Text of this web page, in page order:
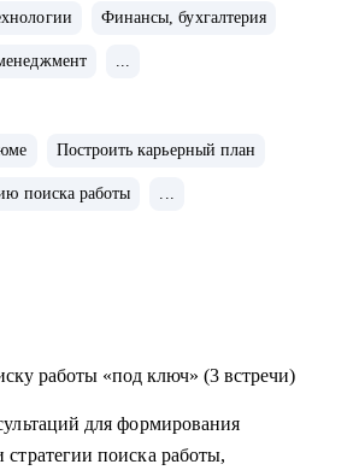
(JOBEQ, Hogan).
консультировании.
500+ кейсов по построению
смены профессии.
на рынке труда.
чтобы оно отражало вашу
Финансы, бухгалтерия
...
Построить карьерный план
поиска работы ...
работы «под ключ» (3 встречи)
для формирования
стратегии поиска работы,